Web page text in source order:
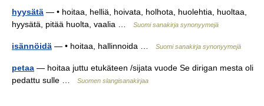
hyysätä — • hoitaa, helliä, hoivata, holhota, huolehtia, huoltaa,
hyysätä, pitää huolta, vaalia …
Suomi sanakirja synonyymejä
isännöidä — • hoitaa, hallinnoida … Suomi sanakirja synonyymejä
petaa — hoitaa juttu etukäteen /sijata vuode Se dirigan mesta oli
pedattu sulle …
Suomen slangisanakirjaa